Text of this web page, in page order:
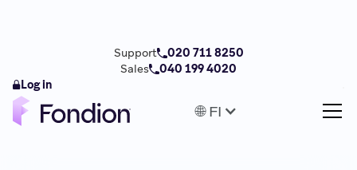
🌐 FI
Support
020 711 8250
Sales
040 199 4020
Log in